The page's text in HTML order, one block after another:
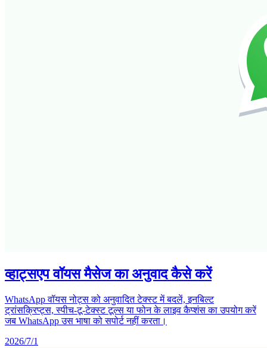
व्हाट्सएप वॉयस मैसेज का अनुवाद कैसे करें
WhatsApp वॉयस नोट्स को अनुवादित टेक्स्ट में बदलें, इनबिल्ट
ट्रांसक्रिप्ट्स, स्पीच-टू-टेक्स्ट टूल्स या फोन के लाइव कैप्शंस का उपयोग करें
जब WhatsApp उस भाषा को सपोर्ट नहीं करता।
2026/7/1